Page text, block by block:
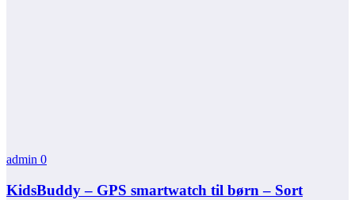
admin 0
KidsBuddy – GPS smartwatch til børn – Sort